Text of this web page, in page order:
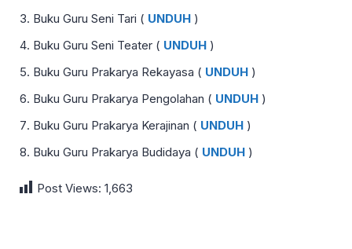
Buku Guru Seni Tari ( UNDUH )
Buku Guru Seni Teater ( UNDUH )
Buku Guru Prakarya Rekayasa ( UNDUH )
Buku Guru Prakarya Pengolahan ( UNDUH )
Buku Guru Prakarya Kerajinan ( UNDUH )
Buku Guru Prakarya Budidaya ( UNDUH )
Post Views: 1,663